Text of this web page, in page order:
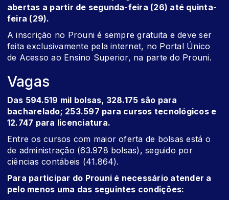
abertas a partir de segunda-feira (26) até quinta-
feira (29).
A inscrição no Prouni é sempre gratuita e deve ser
feita exclusivamente pela internet, no Portal Único
de Acesso ao Ensino Superior, na parte do Prouni.
Vagas
Das 594.519 mil bolsas, 328.175 são para
bacharelado; 253.597 para cursos tecnológicos e
12.747 para licenciatura.
Entre os cursos com maior oferta de bolsas está o
de administração (63.978 bolsas), seguido por
ciências contábeis (41.864).
Para participar do Prouni é necessário atender a
pelo menos uma das seguintes condições: